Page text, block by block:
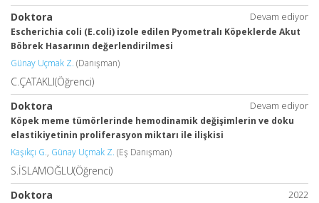
Devam ediyor
Doktora
Escherichia coli (E.coli) izole edilen Pyometralı Köpeklerde Akut
Böbrek Hasarının değerlendirilmesi
Günay Uçmak Z. (Danışman)
C.ÇATAKLI(Öğrenci)
Devam ediyor
Doktora
Köpek meme tümörlerinde hemodinamik değişimlerin ve doku
elastikiyetinin proliferasyon miktarı ile ilişkisi
Kaşıkçı G., Günay Uçmak Z. (Eş Danışman)
S.İSLAMOĞLU(Öğrenci)
2022
Doktora